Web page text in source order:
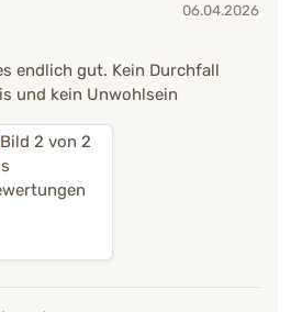
06.04.2026
endlich gut. Kein Durchfall
und kein Unwohlsein